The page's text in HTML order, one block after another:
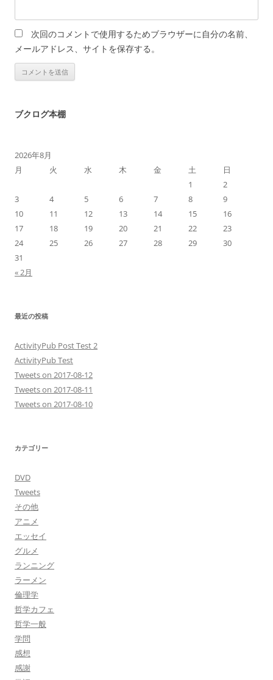
次回のコメントで使用するためブラウザーに自分の名前、
メールアドレス、サイトを保存する。
ブクログ本棚
2026年8月
月
火 水 木 金 土
日
1
2
3
4 5 6 7 8
9
10
11 12 13 14 15
16
17
18 19 20 21 22
23
24
25 26 27 28 29
30
31
« 2月
最近の投稿
ActivityPub Post Test 2
ActivityPub Test
Tweets on 2017-08-12
Tweets on 2017-08-11
Tweets on 2017-08-10
カテゴリー
DVD
Tweets
その他
アニメ
エッセイ
グルメ
ランニング
ラーメン
倫理学
哲学カフェ
哲学一般
学問
感想
感謝